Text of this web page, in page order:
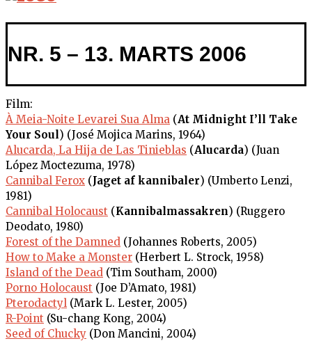
NR. 5 – 13. MARTS 2006
Film:
À Meia-Noite Levarei Sua Alma (At Midnight I’ll Take
Your Soul) (José Mojica Marins, 1964)
Alucarda, La Hija de Las Tinieblas (Alucarda) (Juan
López Moctezuma, 1978)
Cannibal Ferox (Jaget af kannibaler) (Umberto Lenzi,
1981)
Cannibal Holocaust (Kannibalmassakren) (Ruggero
Deodato, 1980)
Forest of the Damned (Johannes Roberts, 2005)
How to Make a Monster (Herbert L. Strock, 1958)
Island of the Dead (Tim Southam, 2000)
Porno Holocaust (Joe D’Amato, 1981)
Pterodactyl (Mark L. Lester, 2005)
R-Point (Su-chang Kong, 2004)
Seed of Chucky (Don Mancini, 2004)